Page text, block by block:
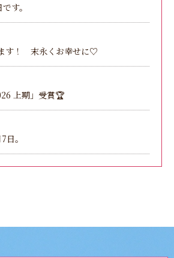
す。
す！ 末永くお幸せに♡
上期」受賞🏆
。